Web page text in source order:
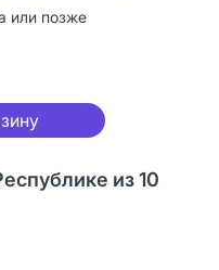
или позже
из 10